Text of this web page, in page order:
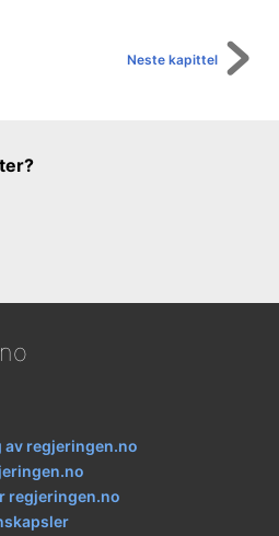
Neste kapittel
regjeringen.no
regjeringen.no